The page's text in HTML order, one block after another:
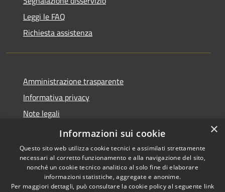
Leggi le FAQ
Richiesta assistenza
Amministrazione trasparente
Informativa privacy
Note legali
Dichiarazione di accessibilità
Copyright © 2026 • Comune di
×
Informazioni sui cookie
Questo sito web utilizza cookie tecnici e assimilati strettamente
necessari al corretto funzionamento e alla navigazione del sito,
nonché un cookie tecnico analitico al solo fine di elaborare
informazioni statistiche, aggregate e anonime.
Per maggiori dettagli, può consultare la cookie policy al seguente link